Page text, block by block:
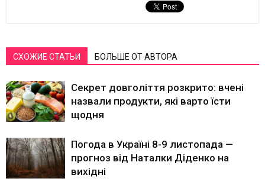
СХОЖИЕ СТАТЬИ БОЛЬШЕ ОТ АВТОРА
Секрет довголіття розкрито: вчені
назвали продукти, які варто їсти
щодня
Погода в Україні 8-9 листопада —
прогноз від Наталки Діденко на
вихідні